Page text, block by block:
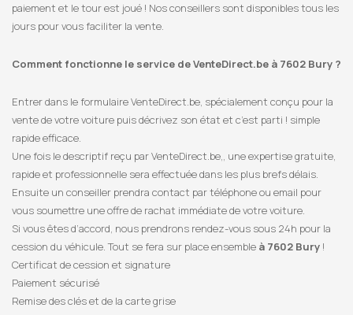
paiement et le tour est joué ! Nos conseillers sont disponibles tous les
jours pour vous faciliter la vente.
Comment fonctionne le service de VenteDirect.be à 7602 Bury ?
Entrer dans le formulaire VenteDirect.be, spécialement conçu pour la
vente de votre voiture puis décrivez son état et c’est parti ! simple
rapide efficace.
Une fois le descriptif reçu par VenteDirect.be,, une expertise gratuite,
rapide et professionnelle sera effectuée dans les plus brefs délais.
Ensuite un conseiller prendra contact par téléphone ou email pour
vous soumettre une offre de rachat immédiate de votre voiture.
Si vous êtes d’accord, nous prendrons rendez-vous sous 24h pour la
cession du véhicule. Tout se fera sur place ensemble à 7602 Bury !
Certificat de cession et signature
Paiement sécurisé
Remise des clés et de la carte grise